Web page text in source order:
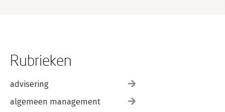
Rubrieken
advisering
algemeen management